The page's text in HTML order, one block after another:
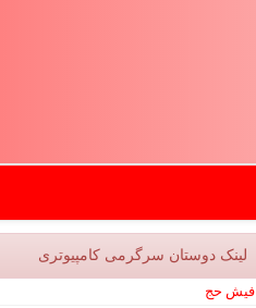
لینک دوستان سرگرمی كامپیوتری
فیش حج